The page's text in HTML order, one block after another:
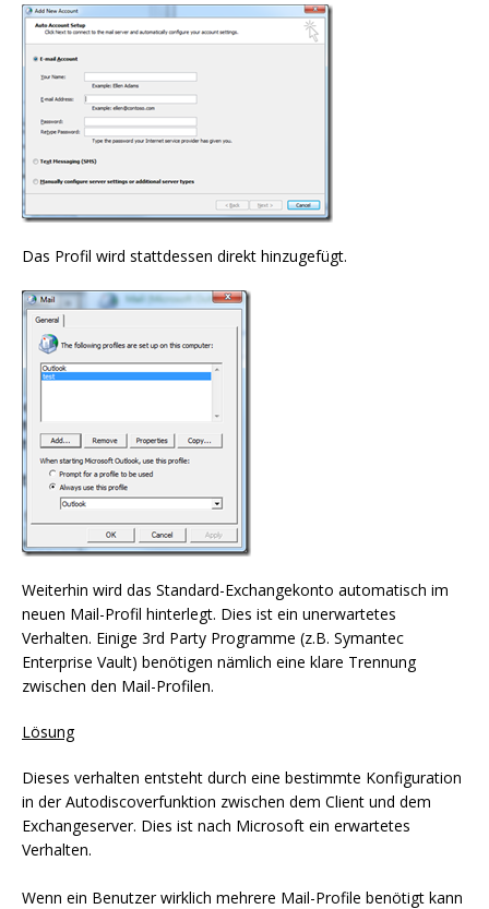
Das Profil wird stattdessen direkt hinzugefügt.
Weiterhin wird das Standard-Exchangekonto automatisch im
neuen Mail-Profil hinterlegt. Dies ist ein unerwartetes
Verhalten. Einige 3rd Party Programme (z.B. Symantec
Enterprise Vault) benötigen nämlich eine klare Trennung
zwischen den Mail-Profilen.
Lösung
Dieses verhalten entsteht durch eine bestimmte Konfiguration
in der Autodiscoverfunktion zwischen dem Client und dem
Exchangeserver. Dies ist nach Microsoft ein erwartetes
Verhalten.
Wenn ein Benutzer wirklich mehrere Mail-Profile benötigt kann